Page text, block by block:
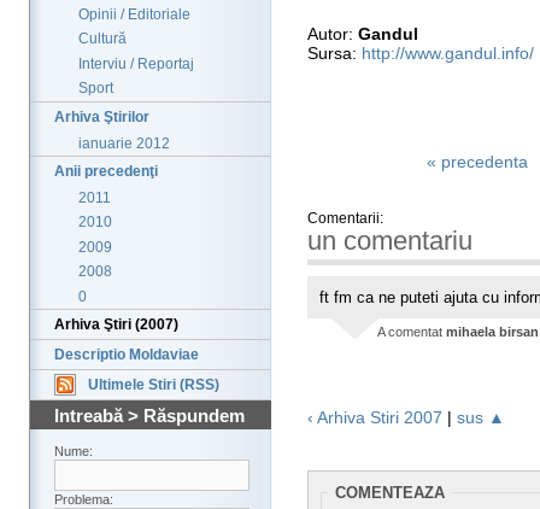
Opinii / Editoriale
Cultură
Interviu / Reportaj
Sport
Arhiva Ştirilor
ianuarie 2012
Anii precedenţi
2011
2010
2009
2008
0
Arhiva Ştiri (2007)
Descriptio Moldaviae
Ultimele Stiri (RSS)
Intreabă > Răspundem
Nume:
Problema:
Autor: Gandul
Sursa: http://www.gandul.info/
« precedenta
Comentarii:
un comentariu
ft fm ca ne puteti ajuta cu
A comentat mihaela birsan
‹ Arhiva Stiri 2007 | sus ▲
COMENTEAZA